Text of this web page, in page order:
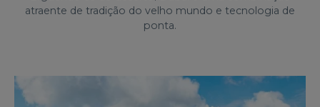
atraente de tradição do velho mundo e tecnologia de
ponta.